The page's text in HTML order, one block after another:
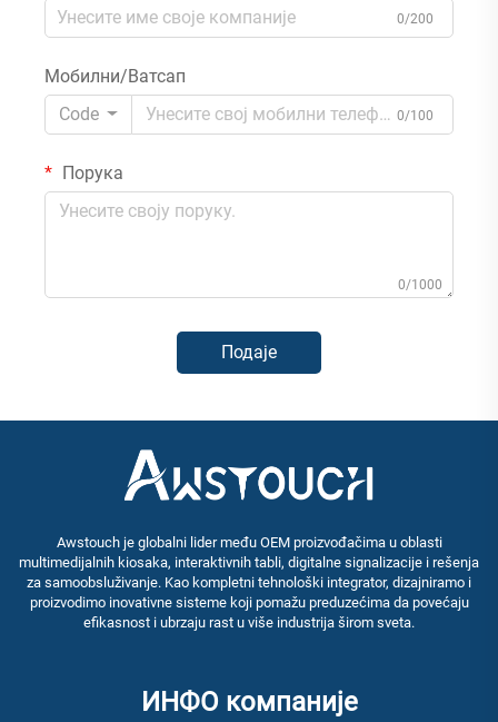
0/200
Мобилни/Ватсап
Code
0/100
Порука
0/1000
Подаје
Awstouch je globalni lider među OEM proizvođačima u oblasti
multimedijalnih kiosaka, interaktivnih tabli, digitalne signalizacije i rešenja
za samoobsluživanje. Kao kompletni tehnološki integrator, dizajniramo i
proizvodimo inovativne sisteme koji pomažu preduzećima da povećaju
efikasnost i ubrzaju rast u više industrija širom sveta.
ИНФО компаније